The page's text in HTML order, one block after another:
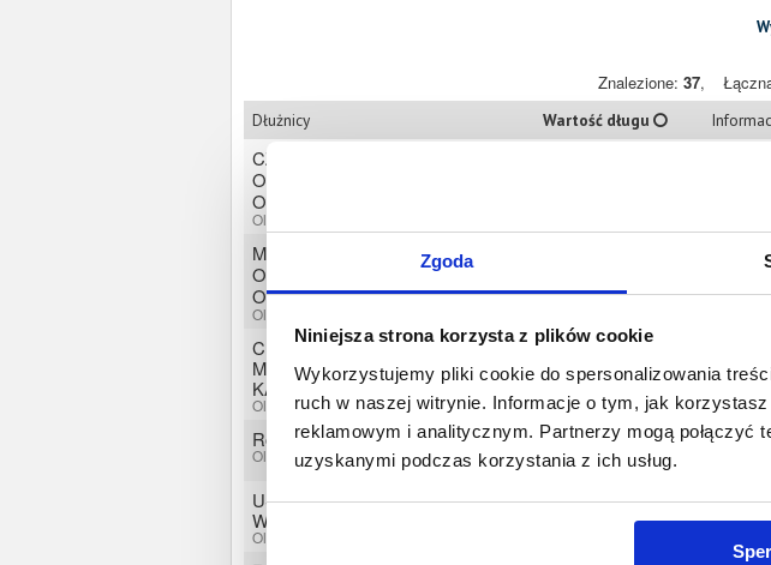
Zgoda
Niniejsza strona korzysta z plików cookie
Wykorzystujemy pliki cookie do spersonalizowania
ruch w naszej witrynie. Informacje o tym, jak
reklamowym i analitycznym. Partnerzy mogą połączyć
uzyskanymi podczas korzystania z ich usług.
Znalezione: 37,
Dłużnicy Wartość długu
CZTERY PORY SPÓŁKA Z
OGRANICZONĄ
ODPOWIEDZIALNOŚCIĄ
Olsztyn, Warmińsko-mazurskie
MOK SPÓŁKA Z
OGRANICZONĄ
ODPOWIEDZIALNOŚCIĄ
Olsztyn, Warmińsko-mazurskie
CENTRUM TERAPII
MANUALNEJ REHABMED
KAMIL JAKUBOWSKI
Olsztyn, Warmińsko-mazurskie
309,38 PLN
nakaz
Robert Zarjewski
Olsztyn, Warmińsko-mazurskie
1 340,38 PLN
USŁUGI TRANSPORTOWE
Wojciech Machowski
Olsztyn, Warmińsko-mazurskie
8 877,00 PLN
nakaz